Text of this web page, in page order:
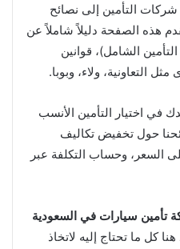
التأمين إلى نصائح
هذه الصفحة دليلاً شاملاً عن
الشامل)، قوانين
التعاونية، ولاء، وبوبا.
في اختيار التأمين الأنسب
حول تخفيض تكاليف
السعر، وحساب التكلفة عبر
تأمين سيارات في السعودية
كل ما تحتاج إليه لاتخاذ